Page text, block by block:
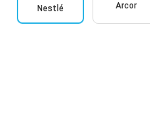
Nestlé Arcor